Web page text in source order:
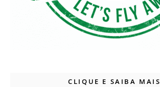
CLIQUE E SAIBA MAIS